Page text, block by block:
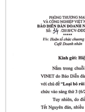
Lĩnh vực hoạt động *
Lời giới thiệu ngắn